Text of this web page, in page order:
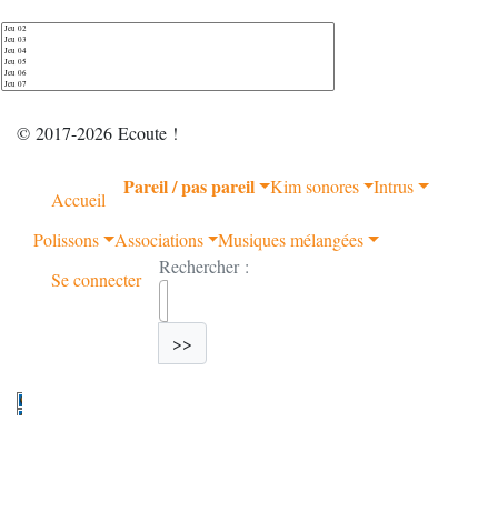
© 2017-2026 Ecoute !
Accueil
Pareil / pas pareil Kim sonores Intrus
Polissons Associations
Musiques mélangées
Se connecter
Rechercher :
>>